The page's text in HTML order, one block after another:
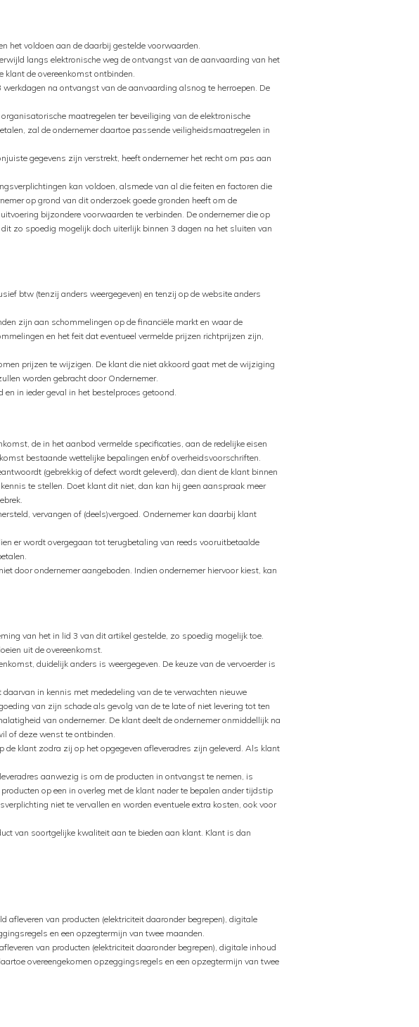
het voldoen aan de daarbij gestelde voorwaarden.
langs elektronische weg de ontvangst van de aanvaarding van het
klant de overeenkomst ontbinden.
na ontvangst van de aanvaarding alsnog te herroepen. De
maatregelen ter beveiliging van de elektronische
zal de ondernemer daartoe passende veiligheidsmaatregelen in
gegevens zijn verstrekt, heeft ondernemer het recht om pas aan
kan voldoen, alsmede van al die feiten en factoren die
op grond van dit onderzoek goede gronden heeft om de
bijzondere voorwaarden te verbinden. De ondernemer die op
zo spoedig mogelijk doch uiterlijk binnen 3 dagen na het sluiten van
btw (tenzij anders weergegeven) en tenzij op de website anders
zijn aan schommelingen op de financiële markt en waar de
en het feit dat eventueel vermelde prijzen richtprijzen zijn,
prijzen te wijzigen. De klant die niet akkoord gaat met de wijziging
worden gebracht door Ondernemer.
in ieder geval in het bestelproces getoond.
de in het aanbod vermelde specificaties, aan de redelijke eisen
bestaande wettelijke bepalingen en/of overheidsvoorschriften.
(gebrekkig of defect wordt geleverd), dan dient de klant binnen
te stellen. Doet klant dit niet, dan kan hij geen aanspraak meer
vervangen of (deels)vergoed. Ondernemer kan daarbij klant
er wordt overgegaan tot terugbetaling van reeds vooruitbetaalde
door ondernemer aangeboden. Indien ondernemer hiervoor kiest, kan
van het in lid 3 van dit artikel gestelde, zo spoedig mogelijk toe.
uit de overeenkomst.
duidelijk anders is weergegeven. De keuze van de vervoerder is
in kennis met mededeling van de te verwachten nieuwe
van zijn schade als gevolg van de te late of niet levering tot ten
van ondernemer. De klant deelt de ondernemer onmiddellijk na
of deze wenst te ontbinden.
de klant zodra zij op het opgegeven afleveradres zijn geleverd. Als klant
aanwezig is om de producten in ontvangst te nemen, is
op een in overleg met de klant nader te bepalen ander tijdstip
niet te vervallen en worden eventuele extra kosten, ook voor
van soortgelijke kwaliteit aan te bieden aan klant. Klant is dan
van producten (elektriciteit daaronder begrepen), digitale
en een opzegtermijn van twee maanden.
van producten (elektriciteit daaronder begrepen), digitale inhoud
overeengekomen opzeggingsregels en een opzegtermijn van twee